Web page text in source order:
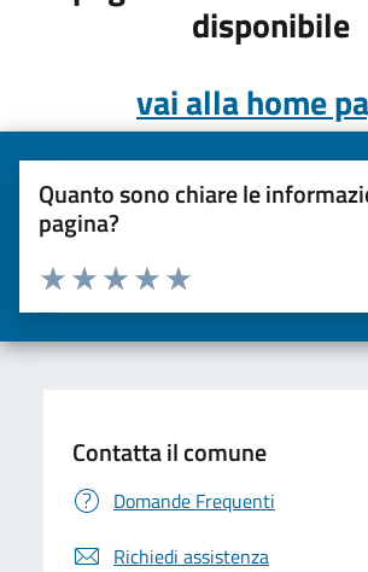
disponibile
vai alla home
Quanto sono chiare le
pagina?
Valuta da 1 a 5 stelle la pagina
Valuta 5 stelle su 5
Valuta 4 stelle su 5
Valuta 3 stelle su 5
Valuta 2 stelle su 5
Valuta una stella su 5
Contatta il comune
Domande Frequenti
Richiedi assistenza